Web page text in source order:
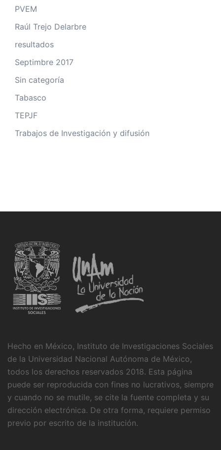
PVEM
Raúl Trejo Delarbre
resultados
Septimbre 2017
Sin categoría
Tabasco
TEPJF
Trabajos de Investigación y difusión
Hecho en México, Instituto de Investigaciones Sociales
de la Universidad Nacional Autónoma de México,
todos los derechos reservados 2018. Esta página
puede ser reproducida con fines no lucrativos, siempre
y cuando no se mutile, se cite la fuente completa y su
dirección electrónica. De otra forma, requiere permiso
previo por escrito de la institución.